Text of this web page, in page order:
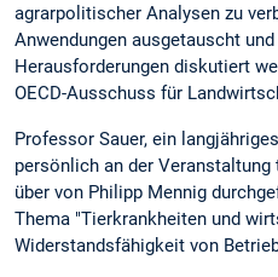
agrarpolitischer Analysen zu
Anwendungen ausgetauscht
Herausforderungen diskutiert
OECD-Ausschuss für
Professor Sauer, ein
persönlich an der
über von Philipp Mennig
Thema "Tierkrankheiten und
Widerstandsfähigkeit von